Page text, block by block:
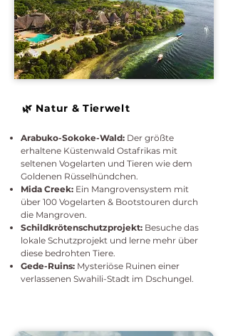
🌿 Natur & Tierwelt
Arabuko-Sokoke-Wald: Der größte
erhaltene Küstenwald Ostafrikas mit
seltenen Vogelarten und Tieren wie dem
Goldenen Rüsselhündchen.
Mida Creek: Ein Mangrovensystem mit
über 100 Vogelarten & Bootstouren durch
die Mangroven.
Schildkrötenschutzprojekt: Besuche das
lokale Schutzprojekt und lerne mehr über
diese bedrohten Tiere.
Gede-Ruins: Mysteriöse Ruinen einer
verlassenen Swahili-Stadt im Dschungel.